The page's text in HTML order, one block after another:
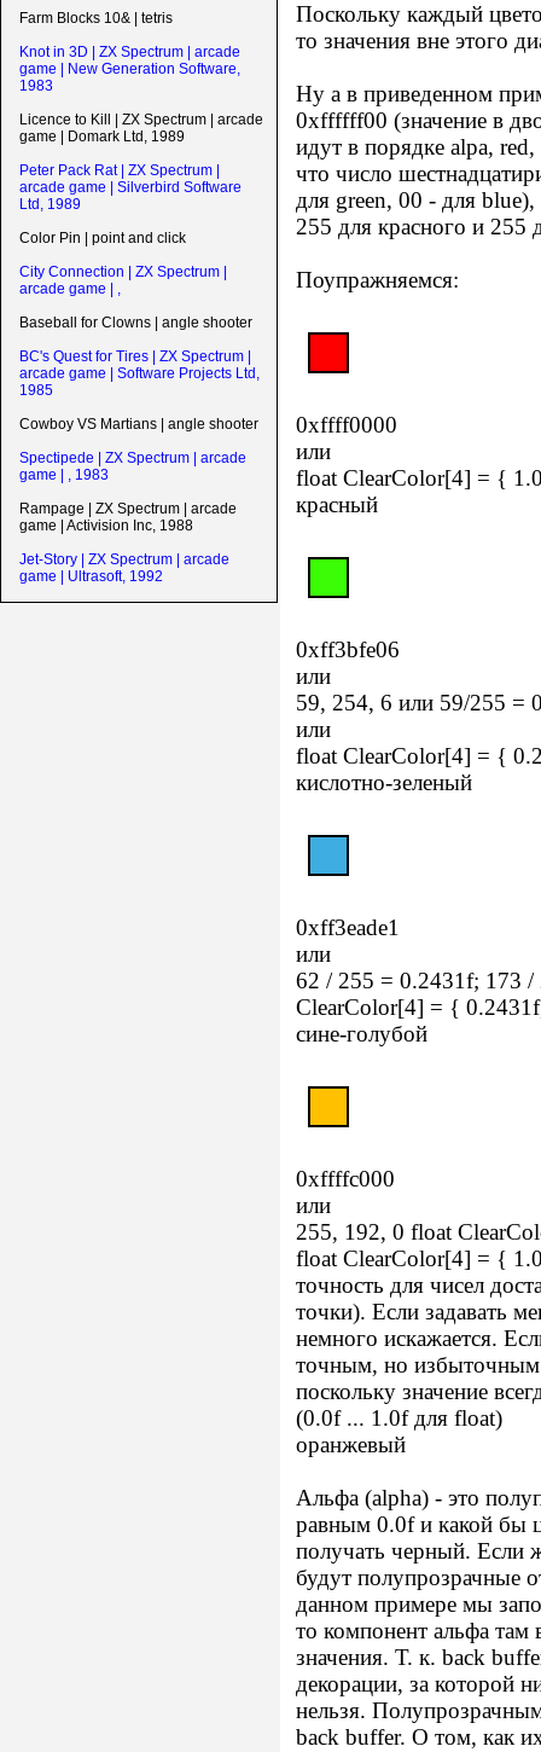
Farm Blocks 10& | tetris
Knot in 3D | ZX Spectrum | arcade
game | New Generation Software,
1983
Licence to Kill | ZX Spectrum | arcade
game | Domark Ltd, 1989
Peter Pack Rat | ZX Spectrum |
arcade game | Silverbird Software
Ltd, 1989
Color Pin | point and click
City Connection | ZX Spectrum |
arcade game | ,
Baseball for Clowns | angle shooter
BC's Quest for Tires | ZX Spectrum |
arcade game | Software Projects Ltd,
1985
Cowboy VS Martians | angle shooter
Spectipede | ZX Spectrum | arcade
game | , 1983
Rampage | ZX Spectrum | arcade
game | Activision Inc, 1988
Jet-Story | ZX Spectrum | arcade
game | Ultrasoft, 1992
Поскольку каждый
то значения вне этого
Ну а в приведенном
0xffffff00 (значение в
идут в порядке alpa,
что число
для green, 00 - для
255 для красного и 255
Поупражняемся:
0xffff0000
или
float ClearColor[4] = {
красный
0xff3bfe06
или
59, 254, 6 или 59/255 =
или
float ClearColor[4] = {
кислотно-зеленый
0xff3eade1
или
62 / 255 = 0.2431f; 173
ClearColor[4] = {
сине-голубой
0xffffc000
или
255, 192, 0 float
float ClearColor[4] = {
точность для чисел
точки). Если задавать
немного искажается.
точным, но избыточным
поскольку значение
(0.0f ... 1.0f для float)
оранжевый
Альфа (alpha) - это
равным 0.0f и какой бы
получать черный. Если
будут
данном примере мы
то компонент альфа там
значения. Т. к. back
декорации, за которой
нельзя.
back buffer. О том, как